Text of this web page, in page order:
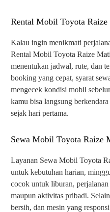
Rental Mobil Toyota
Kalau ingin menikmati
Rental Mobil Toyota Raize
menentukan jadwal, rute, dan
booking yang cepat, syarat
mengecek kondisi mobil
kamu bisa langsung
sejak hari pertama.
Sewa Mobil Toyota Raize
Layanan Sewa Mobil Toyota
untuk kebutuhan harian,
cocok untuk liburan,
maupun aktivitas pribadi.
bersih, dan mesin yang